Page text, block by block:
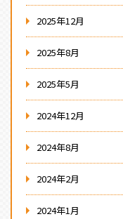
2025年12月
2025年8月
2025年5月
2024年12月
2024年8月
2024年2月
2024年1月